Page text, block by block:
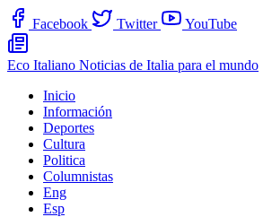
Facebook Twitter YouTube
Eco Italiano Noticias de Italia para el mundo
Inicio
Información
Deportes
Cultura
Politica
Columnistas
Eng
Esp